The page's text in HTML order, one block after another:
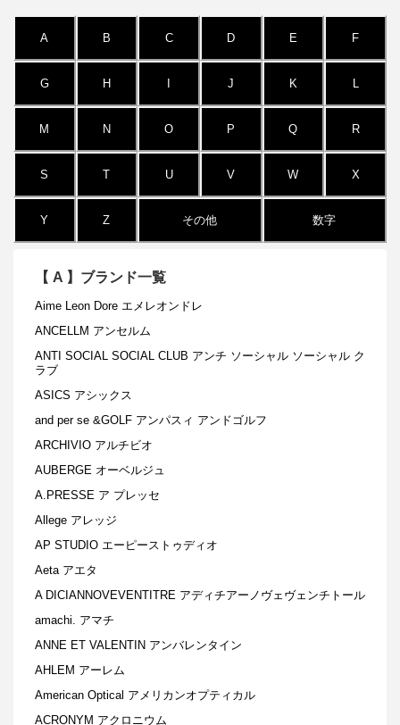
A B C D E F
G H J K
M N O P Q R
S T U V W X
Y Z その他 数字
【 A 】ブランド一覧
Aime Leon Dore エメレオンドレ
ANCELLM アンセルム
ANTI SOCIAL SOCIAL CLUB アンチ ソーシャル ソーシャル ク
ラブ
ASICS アシックス
and per se &GOLF アンパスィ アンドゴルフ
ARCHIVIO アルチビオ
AUBERGE オーベルジュ
A.PRESSE ア プレッセ
Allege アレッジ
AP STUDIO エーピーストゥディオ
Aeta アエタ
A DICIANNOVEVENTITRE アディチアーノヴェヴェンチトール
amachi. アマチ
ANNE ET VALENTIN アンバレンタイン
AHLEM アーレム
American Optical アメリカンオプティカル
ACRONYM アクロニウム